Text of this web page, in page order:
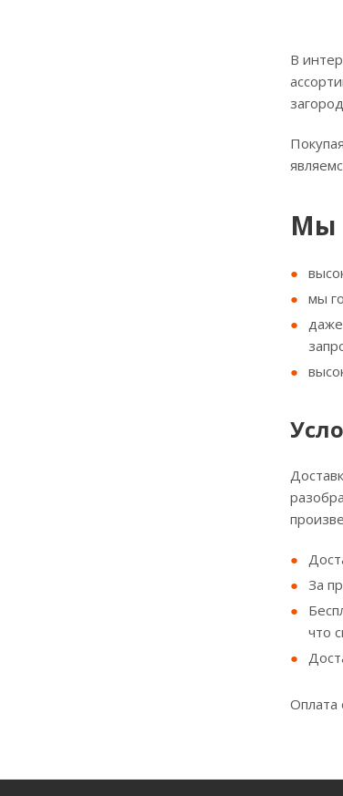
В
Мы
мы
За
что
Оплата